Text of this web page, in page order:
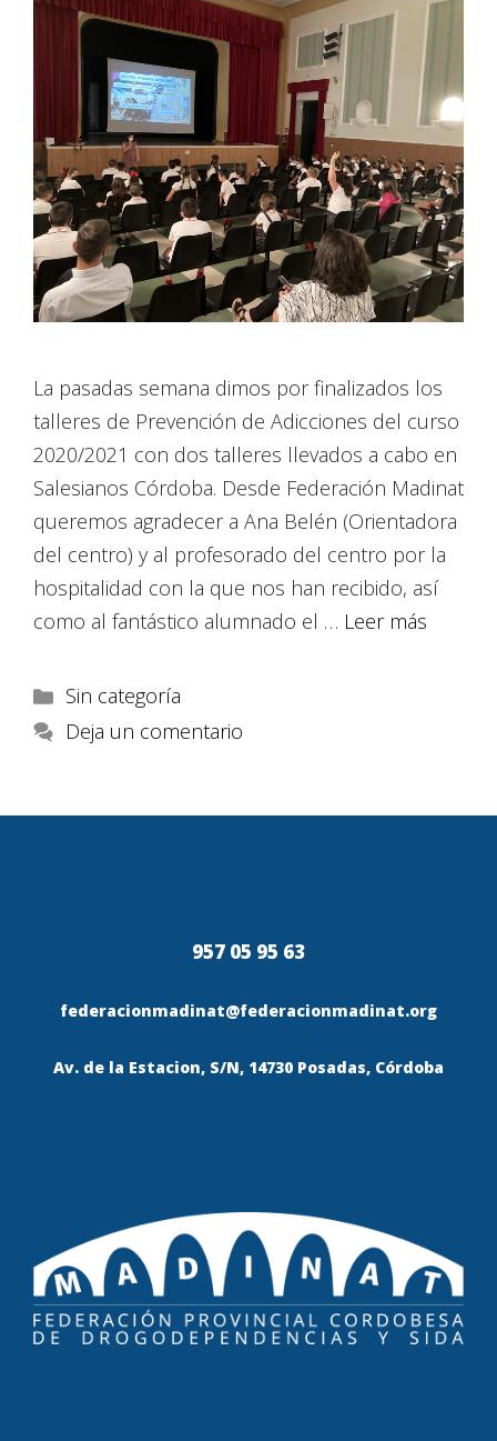
La pasadas semana dimos por finalizados los
talleres de Prevención de Adicciones del curso
2020/2021 con dos talleres llevados a cabo en
Salesianos Córdoba. Desde Federación Madinat
queremos agradecer a Ana Belén (Orientadora
del centro) y al profesorado del centro por la
hospitalidad con la que nos han recibido, así
como al fantástico alumnado el … Leer más
Sin categoría
Deja un comentario
957 05 95 63
federacionmadinat@federacionmadinat.org
Av. de la Estacion, S/N, 14730 Posadas, Córdoba